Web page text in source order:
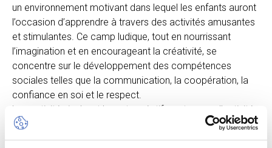
un environnement motivant dans lequel les enfants auront
l’occasion d’apprendre à travers des activités amusantes
et stimulantes. Ce camp ludique, tout en nourrissant
l’imagination et en encourageant la créativité, se
concentre sur le développement des compétences
sociales telles que la communication, la coopération, la
confiance en soi et le respect.
Les activités incluent les arts créatifs au travers d’activités
manuelles et de bricolages. Mais aussi de l'éveil musical,